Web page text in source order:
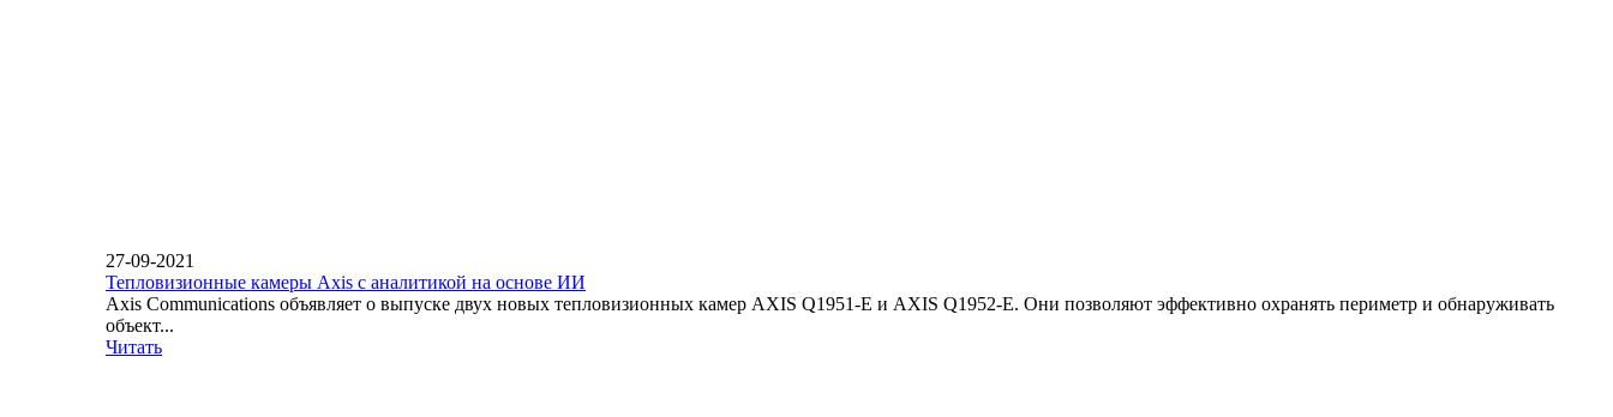
27-09-2021
Тепловизионные камеры Axis с аналитикой на основе ИИ
Axis Communications объявляет о выпуске двух новых тепловизионных камер AXIS Q1951-E и AXIS Q1952-E. Они позволяют эффективно охранять периметр и обнаруживать
объект...
Читать